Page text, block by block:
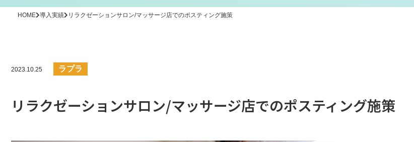
HOME 導入実績 リラクゼーションサロン/マッサージ店でのポスティング施策
2023.10.25 ラプラ
リラクゼーションサロン/マッサージ店でのポスティング施策